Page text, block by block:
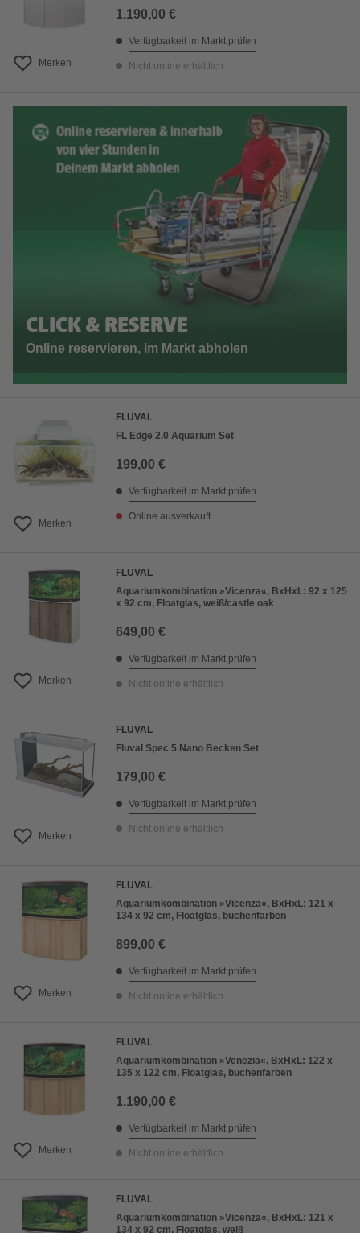
Merken
1.190,00 €
Verfügbarkeit im Markt prüfen
Nicht online erhältlich
CLICK & RESERVE
Online reservieren, im Markt abholen
Merken
FLUVAL
FL Edge 2.0 Aquarium Set
199,00 €
Verfügbarkeit im Markt prüfen
Online ausverkauft
Merken
FLUVAL
Aquariumkombination »Vicenza«, BxHxL: 92 x 125
x 92 cm, Floatglas, weiß/castle oak
649,00 €
Verfügbarkeit im Markt prüfen
Nicht online erhältlich
Merken
FLUVAL
Fluval Spec 5 Nano Becken Set
179,00 €
Verfügbarkeit im Markt prüfen
Nicht online erhältlich
Merken
FLUVAL
Aquariumkombination »Vicenza«, BxHxL: 121 x
134 x 92 cm, Floatglas, buchenfarben
899,00 €
Verfügbarkeit im Markt prüfen
Nicht online erhältlich
Merken
FLUVAL
Aquariumkombination »Venezia«, BxHxL: 122 x
135 x 122 cm, Floatglas, buchenfarben
1.190,00 €
Verfügbarkeit im Markt prüfen
Nicht online erhältlich
FLUVAL
Aquariumkombination »Vicenza«, BxHxL: 121 x
134 x 92 cm, Floatglas, weiß